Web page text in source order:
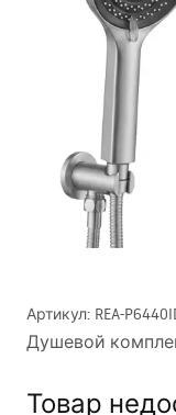
Артикул: REA-P6440
Душевой
Товар